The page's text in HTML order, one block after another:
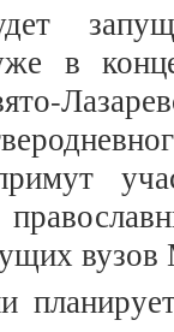
в конце